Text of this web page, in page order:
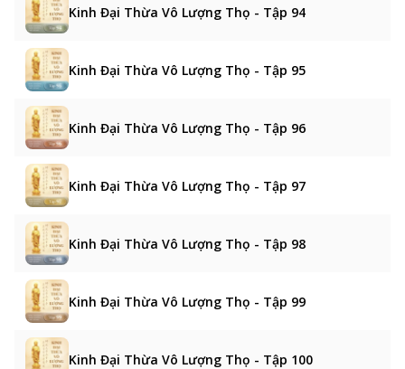
Kinh Đại Thừa Vô Lượng Thọ - Tập 94
Kinh Đại Thừa Vô Lượng Thọ - Tập 95
Kinh Đại Thừa Vô Lượng Thọ - Tập 96
Kinh Đại Thừa Vô Lượng Thọ - Tập 97
Kinh Đại Thừa Vô Lượng Thọ - Tập 98
Kinh Đại Thừa Vô Lượng Thọ - Tập 99
Kinh Đại Thừa Vô Lượng Thọ - Tập 100